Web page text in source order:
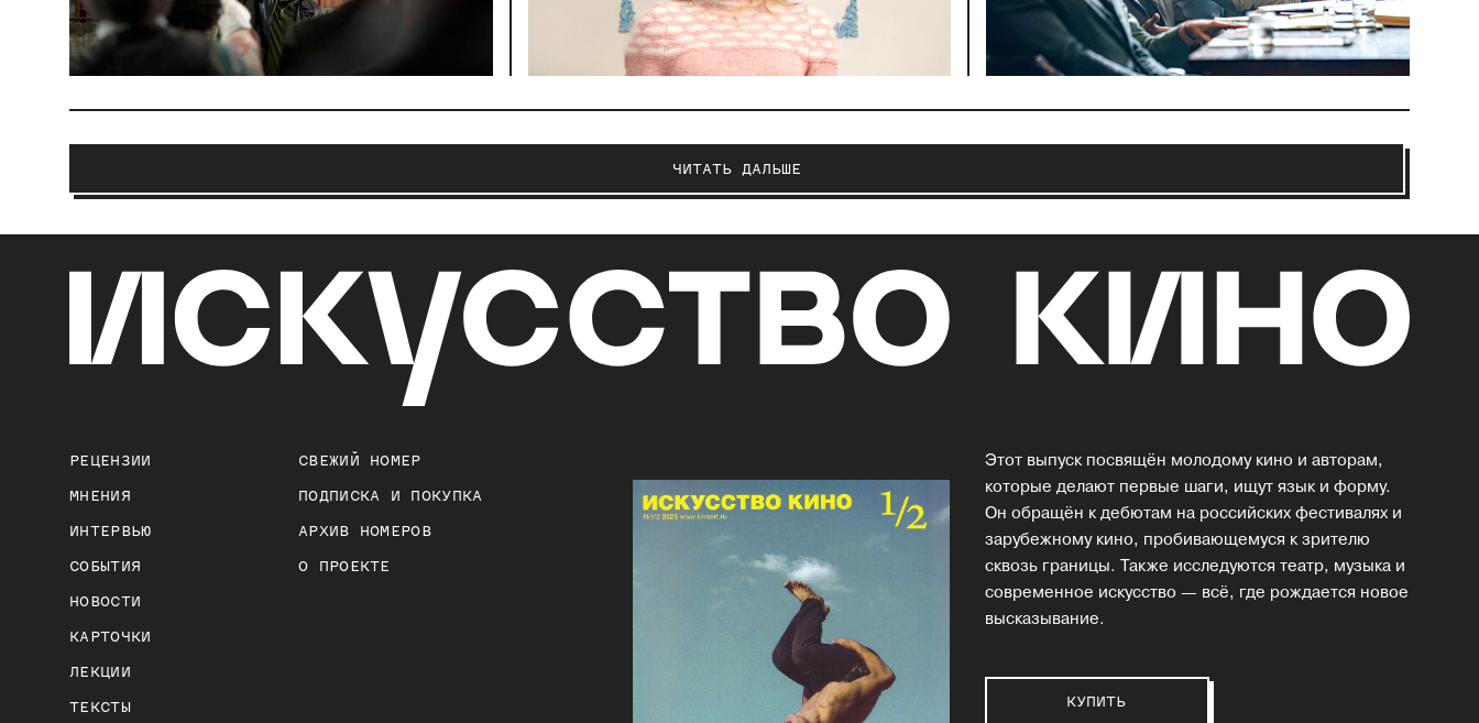
ЧИТАТЬ ДАЛЬШЕ
РЕЦЕНЗИИ
МНЕНИЯ
ИНТЕРВЬЮ
СОБЫТИЯ
НОВОСТИ
КАРТОЧКИ
ЛЕКЦИИ
ТЕКСТЫ
СВЕЖИЙ НОМЕР
ПОДПИСКА И ПОКУПКА
АРХИВ НОМЕРОВ
О ПРОЕКТЕ
Этот выпуск посвящён молодому кино и авторам,
которые делают первые шаги, ищут язык и форму.
Он обращён к дебютам на российских фестивалях и
зарубежному кино, пробивающемуся к зрителю
сквозь границы. Также исследуются театр, музыка и
современное искусство — всё, где рождается новое
высказывание.
КУПИТЬ